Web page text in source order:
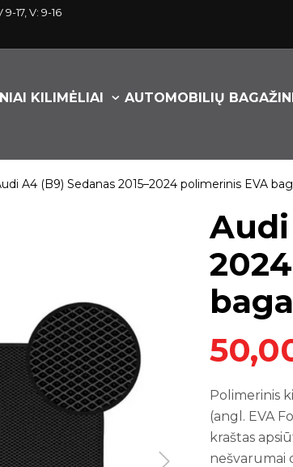
17, V: 9-16
KILIMĖLIAI AUTOMOBILIŲ
A4 (B9) Sedanas 2015–2024 polimerinis EVA
Audi
Polimerinis
(angl. EVA
kraštas
nešvarumai